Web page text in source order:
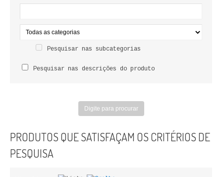
ANTROPOLOGIA E SOCIOLOGIA
DIREITO
Pesquisar nas subcategorias
Pesquisar nas descrições do produto
PRODUTOS QUE SATISFAÇAM OS CRITÉRIOS DE
PESQUISA